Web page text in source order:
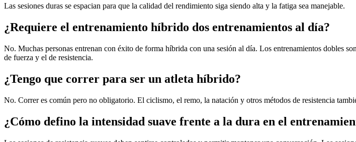
Las sesiones duras se espacian para que la calidad del rendimiento siga siendo alta y la fatiga sea manejable.
¿Requiere el entrenamiento híbrido dos entrenamientos al día?
No. Muchas personas entrenan con éxito de forma híbrida con una sesión al día. Los entrenamientos dobles
de fuerza y el de resistencia.
¿Tengo que correr para ser un atleta híbrido?
No. Correr es común pero no obligatorio. El ciclismo, el remo, la natación y otros métodos de resistencia
¿Cómo defino la intensidad suave frente a la dura en el